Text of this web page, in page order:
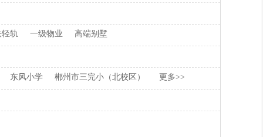
轻轨 一级物业 高端别墅
东风小学 郴州市三完小（北校区） 更多>>